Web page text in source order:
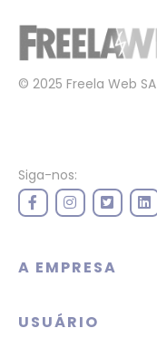
© 2025 Freela Web SA
Siga-nos:
A EMPRESA
USUÁRIO